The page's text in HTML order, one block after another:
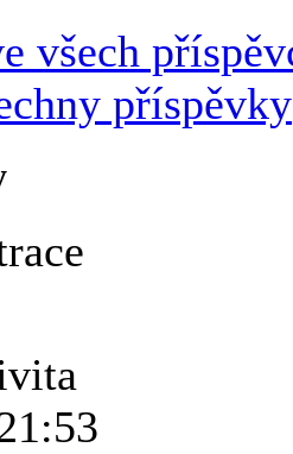
všech
příspěvky